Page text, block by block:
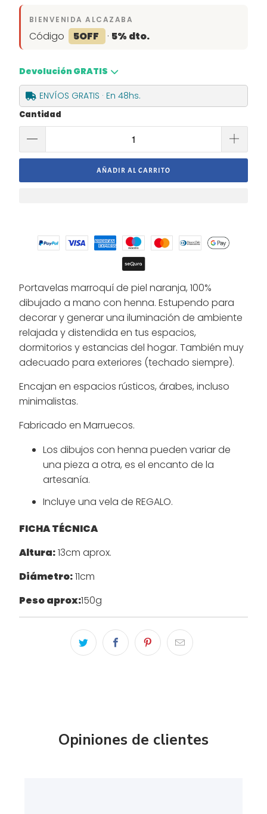
BIENVENIDA ALCAZABA
Código 5OFF · 5% dto.
Devolución GRATIS
ENVÍOS GRATIS · En 48hs.
Cantidad
AÑADIR AL CARRITO
Portavelas marroquí de piel naranja, 100%
dibujado a mano con henna. Estupendo para
decorar y generar una iluminación de ambiente
relajada y distendida en tus espacios,
dormitorios y estancias del hogar. También muy
adecuado para exteriores (techado siempre).
Encajan en espacios rústicos, árabes, incluso
minimalistas.
Fabricado en Marruecos.
Los dibujos con henna pueden variar de
una pieza a otra, es el encanto de la
artesanía.
Incluye una vela de REGALO.
FICHA TÉCNICA
Altura:13cm aprox.
Diámetro:11cm
Peso aprox:150g
Opiniones de clientes